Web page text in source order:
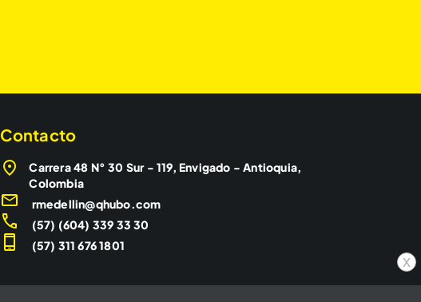
x
Contacto
Carrera 48 N° 30 Sur - 119, Envigado - Antioquia,
Colombia
rmedellin@qhubo.com
(57) (604) 339 33 30
(57) 311 676 1801